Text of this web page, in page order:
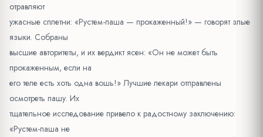
отравляют
ужасные сплетни: «Рустем-паша — прокаженный!» — говорят злые
языки. Собраны
высшие авторитеты, и их вердикт ясен: «Он не может быть
прокаженным, если на
его теле есть хоть одна вошь!» Лучшие лекари отправлены
осмотреть пашу. Их
тщательное исследование привело к радостному заключению:
«Рустем-паша не